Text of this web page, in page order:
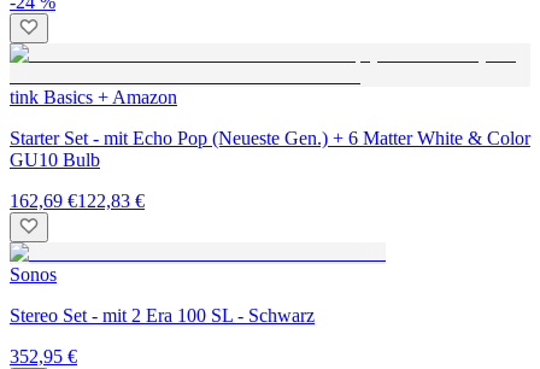
tink Basics + Amazon
Starter Set - mit Echo Pop (Neueste Gen.) + 6 Matter White & Color
GU10 Bulb
162,69 €122,83 €
Sonos
Stereo Set - mit 2 Era 100 SL - Schwarz
352,95 €